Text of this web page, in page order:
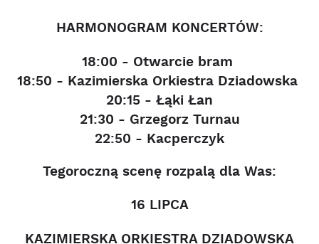
HARMONOGRAM KONCERTÓW:
18:00 - Otwarcie bram
18:50 - Kazimierska Orkiestra Dziadowska
20:15 - Łąki Łan
21:30 - Grzegorz Turnau
22:50 - Kacperczyk
Tegoroczną scenę rozpalą dla Was:
16 LIPCA
KAZIMIERSKA ORKIESTRA DZIADOWSKA